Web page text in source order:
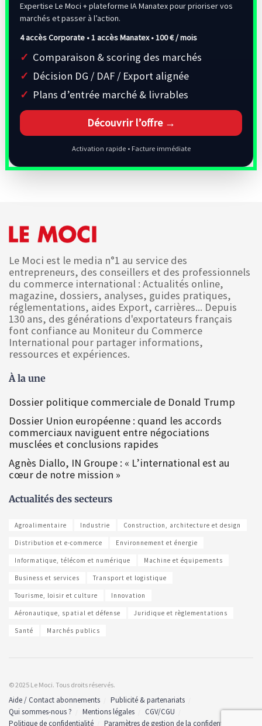
Expertise Le Moci + plateforme IA Manatex pour prioriser vos
marchés et passer à l’action.
4 accès Corporate • 1 accès Manatex •100 € / mois
Comparaison & scoring des marchés
Décision DG / DAF / Export alignée
Plans d’entrée marché & livrables
Découvrir l’offre →
Activation rapide • Facture immédiate
Le Moci est le media n°1 au service des
entrepreneurs, des conseillers et des professionnels
du commerce international : Actualités online,
magazine, dossiers, analyses, guides pratiques,
réglementations, aides Export, carrières... Depuis
130 ans, des générations d'exportateurs français
font confiance au Moniteur du Commerce
International pour partager informations,
ressources et expériences.
À la une
Dossier politique commerciale de Donald Trump
Dossier Union européenne : quand les accords
commerciaux naviguent entre négociations
musclées et conclusions rapides
Agnès Diallo, IN Groupe : « L’international est au
cœur de notre mission »
Actualités des secteurs
Agroalimentaire Industrie Construction, architecture et design
Distribution et e-commerce Environnement et énergie
Informatique, télécom et numérique Machine et équipements
Business et services Transport et logistique
Tourisme, loisir et culture Innovation
Aéronautique, spatial et défense Juridique et règlementations
Santé Marchés publics
© 2025 Le Moci. Tous droits réservés.
Aide / Contact abonnements
Publicité & partenariats
Qui sommes-nous ?
Mentions légales
CGV/CGU
Politique de confidentialité
Paramètres de gestion de la confidentialité